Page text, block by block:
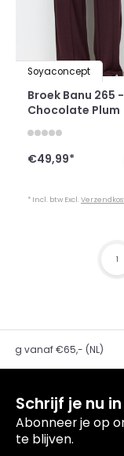
Soyaconcept
Broek Banu 265 -
Chocolate Plum
€49,99*
* Incl. btw Excl.
1
vanaf €65,- (NL)
Schrijf je nu
Abonneer je op
te blijven.